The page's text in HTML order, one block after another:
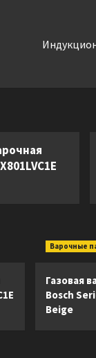
Варочные
Газовая
Bosch
Beige